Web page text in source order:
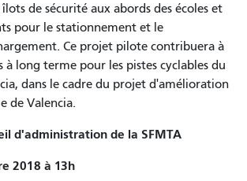
de sécurité aux abords des écoles et
pour le stationnement et le
Ce projet pilote contribuera à
long terme pour les pistes cyclables du
dans le cadre du projet d'amélioration
de Valencia.
d'administration de la SFMTA
2018 à 13h